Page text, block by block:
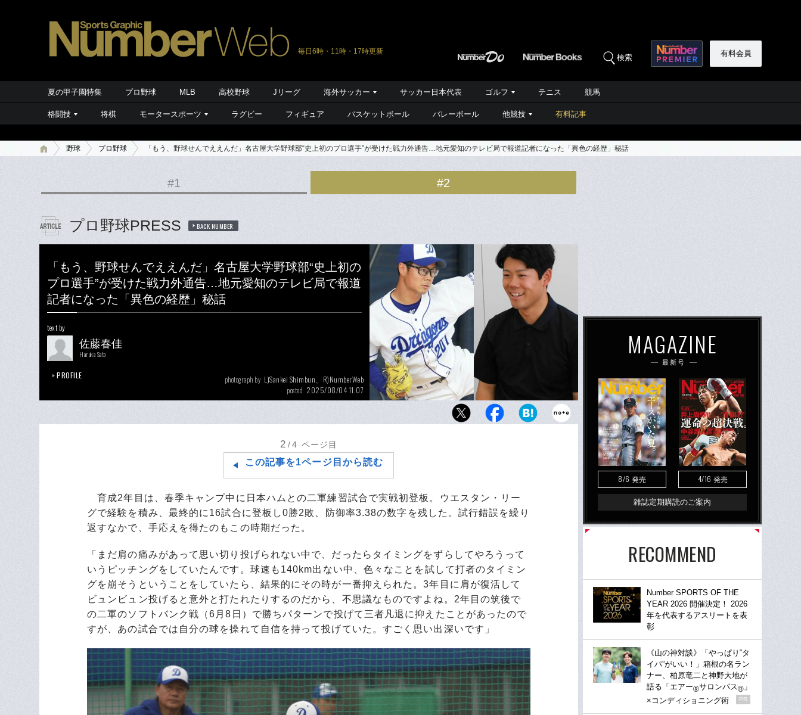
毎日6時・11時・17時更新
検索 有料会員
夏の甲子園特集 プロ野球 MLB 高校野球 Jリーグ 海外サッカー サッカー日本代表 ゴルフ テニス 競馬
格闘技 将棋 モータースポーツ ラグビー フィギュア バスケットボール バレーボール 他競技 有料記事
野球 プロ野球 「もう、野球せんでええんだ」名古屋大学野球部“史上初のプロ選手”が受けた戦力外通告…地元愛知のテレビ局で報道記者になった「異色の経歴」秘話
#1 #2
プロ野球PRESS BACK NUMBER
「もう、野球せんでええんだ」名古屋大学野球部“史上初の
プロ選手”が受けた戦力外通告…地元愛知のテレビ局で報道
記者になった「異色の経歴」秘話
text by
佐藤春佳
Haruka Sato
PROFILE photograph by L)Sankei Shimbun、R)NumberWeb
posted 2025/08/04 11:07
2020年に中日の育成1位でドラフト指名を受けた松田亘哲
2 /4 ページ目
この記事を1ページ目から読む
育成2年目は、春季キャンプ中に日本ハムとの二軍練習試合で実戦初登板。ウエスタン・リー
グで経験を積み、最終的に16試合に登板し0勝2敗、防御率3.38の数字を残した。試行錯誤を繰り
返すなかで、手応えを得たのもこの時期だった。
「まだ肩の痛みがあって思い切り投げられない中で、だったらタイミングをずらしてやろうって
いうピッチングをしていたんです。球速も140km出ない中、色々なことを試して打者のタイミン
グを崩そうということをしていたら、結果的にその時が一番抑えられた。3年目に肩が復活して
ビュンビュン投げると意外と打たれたりするのだから、不思議なものですよね。2年目の筑後で
の二軍のソフトバンク戦（6月8日）で勝ちパターンで投げて三者凡退に抑えたことがあったので
すが、あの試合では自分の球を操れて自信を持って投げていた。すごく思い出深いです」
MAGAZINE
最新号
8/6 発売 4/16 発売
雑誌定期購読のご案内
RECOMMEND
Number SPORTS OF THE
YEAR 2026 開催決定！ 2026
年を代表するアスリートを表
彰
《山の神対談》「やっぱり“タ
イパ”がいい！」箱根の名ラン
ナー、柏原竜二と神野大地が
語る「エアー®サロンパス® 」
×コンディショニング術
PR